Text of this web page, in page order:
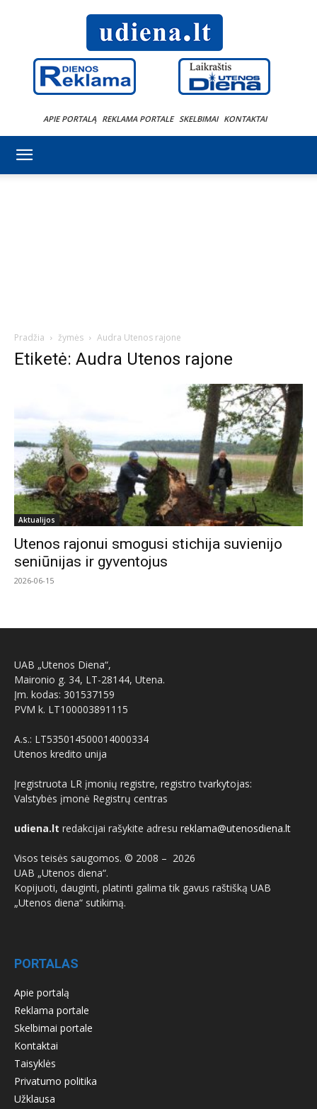
APIE PORTALĄ REKLAMA PORTALE SKELBIMAI KONTAKTAI
Pradžia žymės Audra Utenos rajone
Etiketė: Audra Utenos rajone
Aktualijos
Utenos rajonui smogusi stichija suvienijo
seniūnijas ir gyventojus
2026-06-15
UAB „Utenos Diena“,
Maironio g. 34, LT-28144, Utena.
Įm. kodas: 301537159
PVM k. LT100003891115
A.s.: LT535014500014000334
Utenos kredito unija
Įregistruota LR įmonių registre, registro tvarkytojas:
Valstybės įmonė Registrų centras
udiena.lt redakcijai rašykite adresu reklama@utenosdiena.lt
Visos teisės saugomos. © 2008 – 2026
UAB „Utenos diena“.
Kopijuoti, dauginti, platinti galima tik gavus raštišką UAB
„Utenos diena“ sutikimą.
PORTALAS
Apie portalą
Reklama portale
Skelbimai portale
Kontaktai
Taisyklės
Privatumo politika
Užklausa